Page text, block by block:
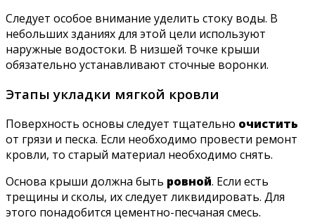
Следует особое внимание уделить стоку воды. В
небольших зданиях для этой цели используют
наружные водостоки. В низшей точке крыши
обязательно устанавливают сточные воронки.
Этапы укладки мягкой кровли
Поверхность основы следует тщательно очистить
от грязи и песка. Если необходимо провести ремонт
кровли, то старый материал необходимо снять.
Основа крыши должна быть ровной. Если есть
трещины и сколы, их следует ликвидировать. Для
этого понадобится цементно-песчаная смесь.